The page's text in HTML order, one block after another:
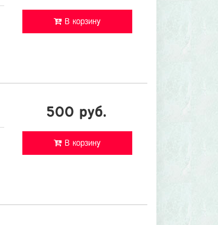
В корзину
500 руб.
В корзину